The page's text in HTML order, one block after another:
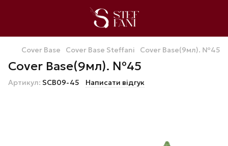
Cover Base Cover Base Steffani Cover Base(9мл). №45
Cover Base(9мл). №45
Артикул: SCB09-45 Написати відгук